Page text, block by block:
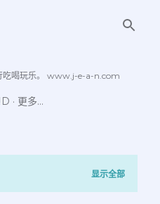
吃喝玩乐。 www.j-e-a-n.com
更多…
显示全部